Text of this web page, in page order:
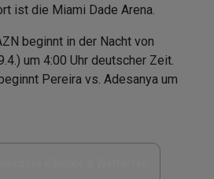
ist die Miami Dade Arena.
beginnt in der Nacht von
um 4:00 Uhr deutscher Zeit.
Pereira vs. Adesanya um